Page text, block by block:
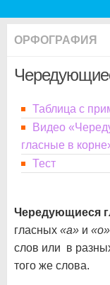
ОРФОГРАФИЯ
Таблица с
Видео
гласные в
Тест
Чередующиеся
гласных «а» и «о»
слов или в
того же слова.